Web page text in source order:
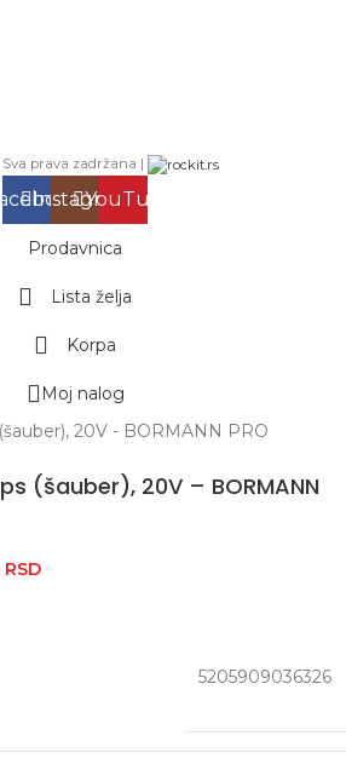
Sva prava zadržana |
Instagram
YouTube
Prodavnica
Lista želja
Korpa
Moj nalog
(šauber), 20V – BORMANN
RSD
5205909036326